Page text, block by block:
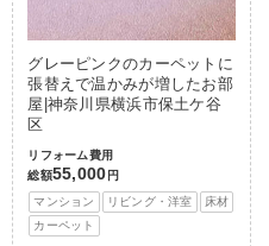
グレーピンクのカーペットに
張替えで温かみが増したお部
屋|神奈川県横浜市保土ケ谷
区
リフォーム費用
総額55,000 円
マンション
リビング・洋室
床材
カーペット